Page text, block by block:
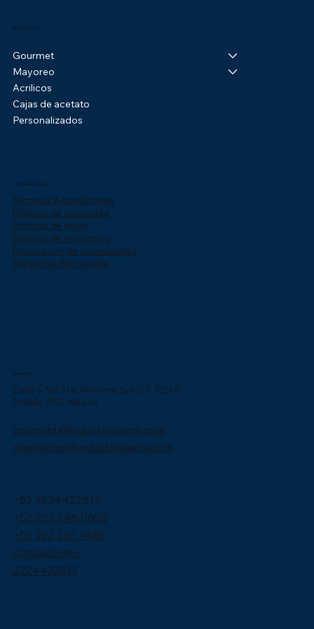
Productos
Gourmet
Mayoreo
Acrilicos
Cajas de acetato
Personalizados
Información Legal
Términos & condiciones
Póliticas de privacidad
Políticas de envío
Políticas de reembolso
Declaración de accesibilidad
Preguntas frecuentes
Ubicación
Calle 6 Sur 114, Reforma Sur C.P. 72160
Puebla, PUE. México
gourmet@industriasarra.com
marketing@industriasarra.com
+52 2224422817
+52 222 248 0653
+52 222 230 1485
Cotizaciones:
2224422817